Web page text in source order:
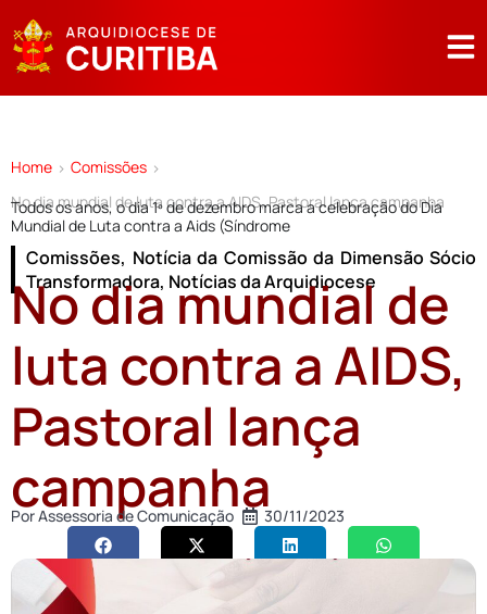
Home > Comissões >
No dia mundial de luta contra a AIDS, Pastoral lança campanha
Todos os anos, o dia 1º de dezembro marca a celebração do Dia
Mundial de Luta contra a Aids (Síndrome
Comissões, Notícia da Comissão da Dimensão Sócio
Transformadora, Notícias da Arquidiocese
No dia mundial de
luta contra a AIDS,
Pastoral lança
campanha
PorAssessoria de Comunicação 30/11/2023